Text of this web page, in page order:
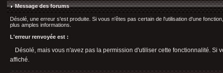
Message des forums
Désolé, une erreur s'est produite. Si vous n'êtes pas certain de l'utilisation d'une
plus amples informations.
L'erreur renvoyée est :
Désolé, mais vous n'avez pas la permission d'utiliser cette fonctionnalité.
affiché.